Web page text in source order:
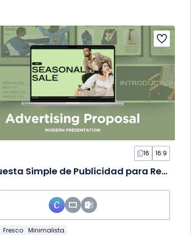
16 16:9
Propuesta Simple de Publicidad para Rebajas de Temporada en Diapositivas
Fresco Minimalista